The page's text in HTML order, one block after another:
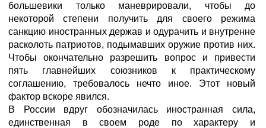
большевики только маневрировали, чтобы до
некоторой степени получить для своего режима
санкцию иностранных держав и одурачить и внутренне
расколоть патриотов, подымавших оружие против них.
Чтобы окончательно разрешить вопрос и привести
пять главнейших союзников к практическому
соглашению, требовалось нечто иное. Этот новый
фактор вскоре явился.
В России вдруг обозначилась иностранная сила,
единственная в своем роде по характеру и